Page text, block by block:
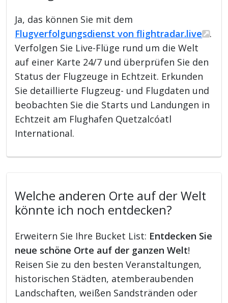
Ja, das können Sie mit dem
Flugverfolgungsdienst von flightradar.live
.
Verfolgen Sie Live-Flüge rund um die Welt
auf einer Karte 24/7 und überprüfen Sie den
Status der Flugzeuge in Echtzeit. Erkunden
Sie detaillierte Flugzeug- und Flugdaten und
beobachten Sie die Starts und Landungen in
Echtzeit am Flughafen Quetzalcóatl
International.
Welche anderen Orte auf der Welt
könnte ich noch entdecken?
Erweitern Sie Ihre Bucket List: Entdecken Sie
neue schöne Orte auf der ganzen Welt!
Reisen Sie zu den besten Veranstaltungen,
historischen Städten, atemberaubenden
Landschaften, weißen Sandstränden oder